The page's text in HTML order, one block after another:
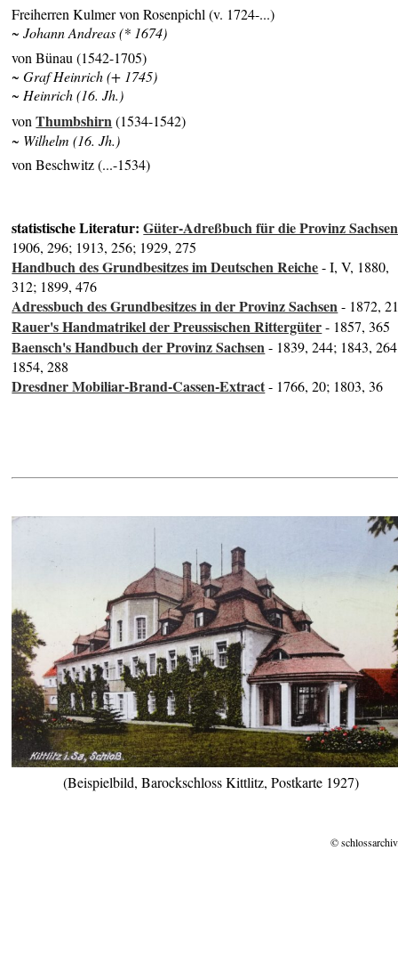
Freiherren Kulmer von Rosenpichl (v. 1724-...)
~ Johann Andreas (* 1674)
von Bünau (1542-1705)
~ Graf Heinrich (+ 1745)
~ Heinrich (16. Jh.)
vonThumbshirn(1534-1542)
~ Wilhelm (16. Jh.)
von Beschwitz (...-1534)
statistische Literatur:Güter-Adreßbuch für die Provinz Sachsen
1906, 296; 1913, 256; 1929, 275
Handbuch des Grundbesitzes im Deutschen Reiche- I, V, 1880,
312; 1899, 476
Adressbuch des Grundbesitzes in der Provinz Sachsen- 1872,
Rauer's Handmatrikel der Preussischen Rittergüter- 1857, 365
Baensch's Handbuch der Provinz Sachsen- 1839, 244; 1843,
1854, 288
Dresdner Mobiliar-Brand-Cassen-Extract- 1766, 20; 1803, 36
(Beispielbild, Barockschloss Kittlitz, Postkarte 1927)
©